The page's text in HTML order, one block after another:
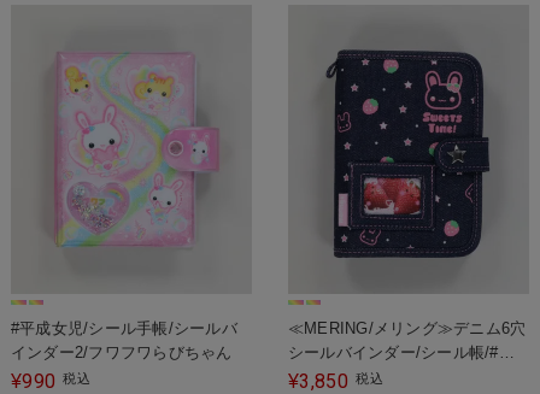
#平成女児/シール手帳/シールバ
インダー2/フワフワらびちゃん
¥990 税込
≪MERING/メリング≫デニム6穴
シールバインダー/シール帳/#平
成女児
¥3,850 税込